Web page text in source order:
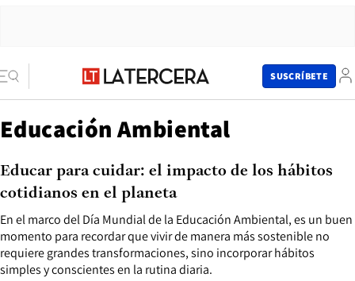
SUSCRÍBETE
Educación Ambiental
En el marco del Día Mundial de la Educación Ambiental, es un buen
momento para recordar que vivir de manera más sostenible no
requiere grandes transformaciones, sino incorporar hábitos
simples y conscientes en la rutina diaria.
Educar para cuidar: el impacto de los hábitos
cotidianos en el planeta